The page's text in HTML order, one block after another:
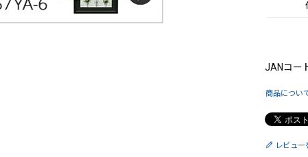
JANコー
商品につい
レビュー